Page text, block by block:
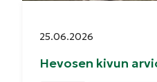
Hevosen kivun
Julkaistu:
25.06.2026